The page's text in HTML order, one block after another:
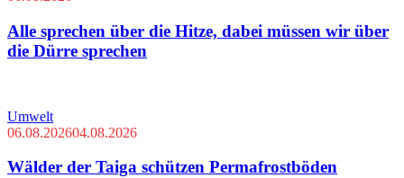
Alle sprechen über die Hitze, dabei müssen wir über
die Dürre sprechen
Umwelt
06.08.202604.08.2026
Wälder der Taiga schützen Permafrostböden